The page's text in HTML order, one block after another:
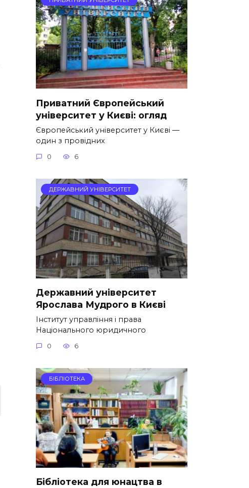
Приватний Європейський
університет у Києві: огляд
Європейський університет у Києві —
один з провідних
0 6
ДЕРЖАВНИЙ УНІВЕРСИТЕТ
Державний університет
Ярослава Мудрого в Києві
Інститут управління і права
Національного юридичного
0 6
БІБЛІОТЕКА
Бібліотека для юнацтва в